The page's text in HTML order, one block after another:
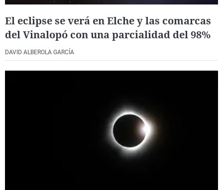
El eclipse se verá en Elche y las comarcas
del Vinalopó con una parcialidad del 98%
DAVID ALBEROLA GARCÍA